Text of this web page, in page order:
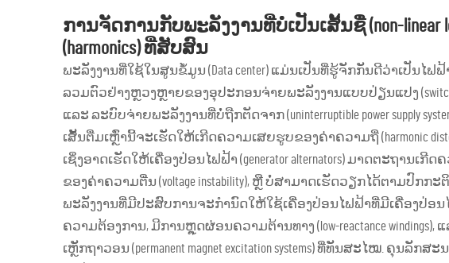
ການຈັດການກັບພະລັງງານທີ່ບໍ່ເປັນເສັ້ນຊື່ (non-
(harmonics) ທີ່ສັບສົນ
ພະລັງງານທີ່ໃຊ້ໃນສູນຂໍ້ມູນ (Data center) ແມ່ນເປັນທີ່ຮູ້ຈັກກັນດີວ່າເປັນໄຟຟ້
ລວມຕົວຢ່າງຫຼວງຫຼາຍຂອງອຸປະກອນຈ່າຍພະລັງງານແບບປ່ຽນແປງ (switch-
ແລະ ລະບົບຈ່າຍພະລັງງານທີ່ບໍ່ຖືກຕັດຈາກ (uninterruptible power supply
ເສັ້ນຕື່ມເຫຼົ່ານີ້ຈະເຮັດໃຫ້ເກີດຄວາມເສຍຮູບຂອງຄ່າຄວາມຖີ່ (harmonic
ເຊິ່ງອາດເຮັດໃຫ້ເຄື່ອງປ່ອນໄຟຟ້າ (generator alternators) ມາດຕະຖານ
ຂອງຄ່າຄວາມຕີ່ນ (voltage instability), ຫຼື ບໍ່ສາມາດເຮັດວຽກໄດ້ຕາມປົກ
ພະລັງງານທີ່ມີປະສົບການຈະກຳນົດໃຫ້ໃຊ້ເຄື່ອງປ່ອນໄຟຟ້າທີ່ມີເຄື່ອງປ່ອນໄ
ຄວາມຕ້ອງການ, ມີການຫຼຸດຜ່ອນຄວາມຕ້ານທາງ (low-reactance
ເຫຼັກຖາວອນ (permanent magnet excitation systems) ທີ່ທັນສະໄໝ. ຄຸນ